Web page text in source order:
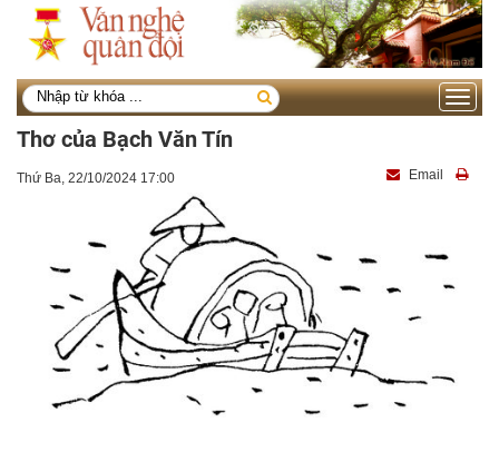
Toggle
Thơ của Bạch Văn Tín
Thứ Ba, 22/10/2024 17:00 Email